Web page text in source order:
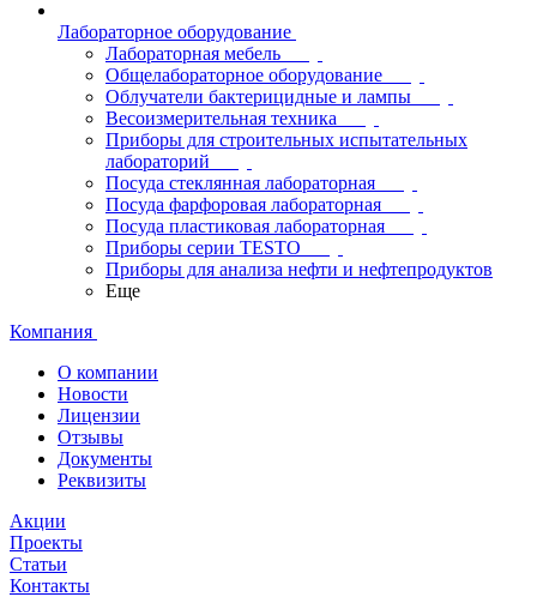
Лабораторное оборудование
Лабораторная мебель
Общелабораторное оборудование
Облучатели бактерицидные и лампы
Весоизмерительная техника
Приборы для строительных испытательных
лабораторий
Посуда стеклянная лабораторная
Посуда фарфоровая лабораторная
Посуда пластиковая лабораторная
Приборы серии TESTO
Приборы для анализа нефти и нефтепродуктов
Еще
Компания
О компании
Новости
Лицензии
Отзывы
Документы
Реквизиты
Акции
Проекты
Статьи
Контакты